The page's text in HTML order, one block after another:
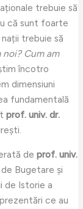
trebuie să
că sunt foarte
trebuie să
noi? Cum am
încotro
dimensiuni
fundamentală
prof. univ. dr.
deprof. univ.
Bugetare și
de Istorie a
ce au